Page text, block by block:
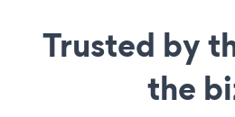
Trusted by
the